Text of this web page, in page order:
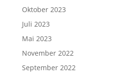
Oktober 2023
Juli 2023
Mai 2023
November 2022
September 2022